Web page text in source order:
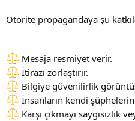
Otorite propagandaya şu
Mesaja resmiyet verir.
İtirazı zorlaştırır.
Bilgiye güvenilirlik
İnsanların kendi
Karşı çıkmayı